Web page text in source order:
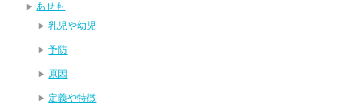
あせも
乳児や幼児
予防
原因
定義や特徴